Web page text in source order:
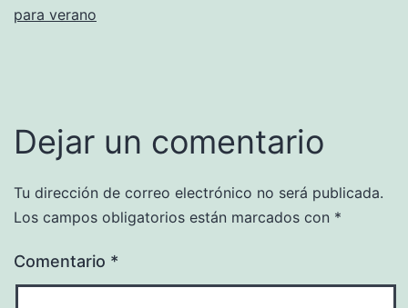
para verano
Dejar un comentario
Tu dirección de correo electrónico no será publicada.
Los campos obligatorios están marcados con *
Comentario *